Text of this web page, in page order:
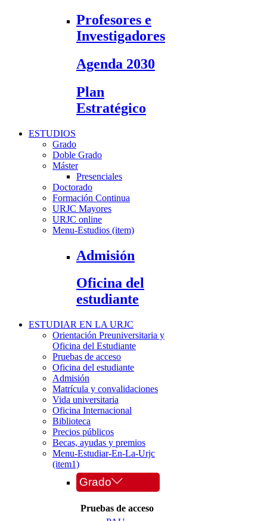
Profesores e
Investigadores
Agenda 2030
Plan
Estratégico
ESTUDIOS
Grado
Doble Grado
Máster
Presenciales
Doctorado
Formación Continua
URJC Mayores
URJC online
Menu-Estudios (item)
Admisión
Oficina del
estudiante
ESTUDIAR EN LA URJC
Orientación Preuniversitaria y
Oficina del Estudiante
Pruebas de acceso
Oficina del estudiante
Admisión
Matrícula y convalidaciones
Vida universitaria
Oficina Internacional
Biblioteca
Precios públicos
Becas, ayudas y premios
Menu-Estudiar-En-La-Urjc
(item1)
Grado
Pruebas de acceso